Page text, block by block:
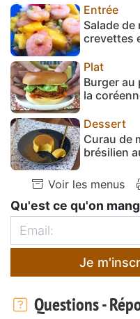
Entrée
Salade de
crevettes
Plat
Burger au
la
Dessert
Curau de
brésilien
Voir les menus
Qu'est ce qu'on
Je
Questions -